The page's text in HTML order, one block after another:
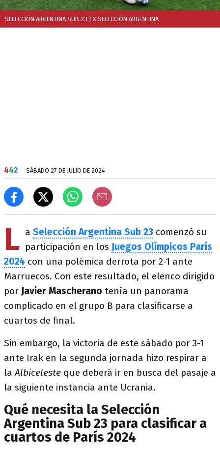
SELECCIÓN ARGENTINA SUB 23 | X SELECCIÓN ARGENTINA
442 SÁBADO 27 DE JULIO DE 2024
L a Selección Argentina Sub 23 comenzó su
participación en los Juegos Olímpicos París
2024 con una polémica derrota por 2-1 ante
Marruecos. Con este resultado, el elenco dirigido
por Javier Mascherano tenía un panorama
complicado en el grupo B para clasificarse a
cuartos de final.
Sin embargo, la victoria de este sábado por 3-1
ante Irak en la segunda jornada hizo respirar a
laAlbiceleste que deberá ir en busca del pasaje a
la siguiente instancia ante Ucrania.
Qué necesita la Selección
Argentina Sub 23 para clasificar a
cuartos de París 2024